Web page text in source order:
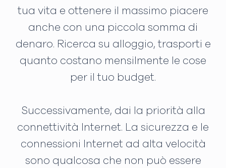
tua vita e ottenere il massimo piacere
anche con una piccola somma di
denaro. Ricerca su alloggio, trasporti e
quanto costano mensilmente le cose
per il tuo budget.
Successivamente, dai la priorità alla
connettività Internet. La sicurezza e le
connessioni Internet ad alta velocità
sono qualcosa che non può essere